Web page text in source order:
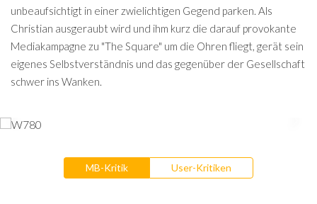
unbeaufsichtigt in einer zwielichtigen Gegend parken. Als
Christian ausgeraubt wird und ihm kurz die darauf provokante
Mediakampagne zu "The Square" um die Ohren fliegt, gerät sein
eigenes Selbstverständnis und das gegenüber der Gesellschaft
schwer ins Wanken.
MB-Kritik User-Kritiken